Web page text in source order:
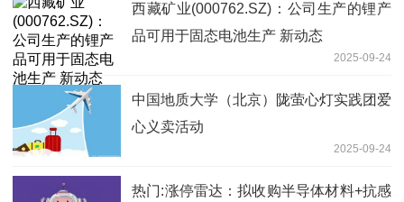
西藏矿业(000762.SZ)：公司生产的锂产
品可用于固态电池生产 新动态
2025-09-24
中国地质大学（北京）陇萤心灯实践团爱
心义卖活动
2025-09-24
热门:涨停雷达：拟收购半导体材料+抗感